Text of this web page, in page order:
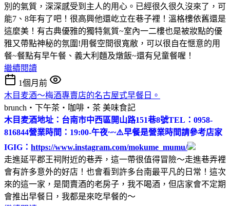
別的氣質，深深感受到主人的用心。已經很久很久沒來了，可
能7、8年有了吧！很高興他還屹立在巷子裡！溫格樓依舊還是
這麼美！有古典優雅的獨特氣質~室內一二樓也是被妝點的優
雅又帶點神秘的氛圍!用餐空間很寬敝，可以很自在愜意的用
餐~餐點有早午餐、義大利麵及燉飯~還有兒童餐喔！
繼續閱讀
1個月前
木目麦酒～梅酒專賣店的名古屋式早餐日。
brunch‧下午茶‧咖啡‧茶 美味食記
木目麦酒地址：台南市中西區開山路151巷8號TEL：0958-
816844營業時間：19:00-午夜~~⚠️早餐是營業時間請參考店家
IGIG： https://www.instagram.com/mokume_mumu/
走進延平郡王祠附近的巷弄，這一帶很值得冒險～走進巷弄裡
會有許多意外的好店！也會看到許多台南最平凡的日常！這次
來的這一家，是間賣酒的老房子，我不喝酒，但店家會不定期
會推出早餐日，我都是來吃早餐的～